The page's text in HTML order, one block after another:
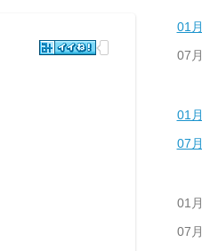
01月
07月
01月
07月
01月
07月